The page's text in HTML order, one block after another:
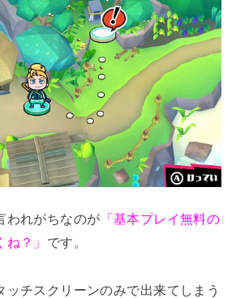
われがちなのが 「基本プレイ無料の
？」 です。
ッチスクリーンのみで出来てしまう